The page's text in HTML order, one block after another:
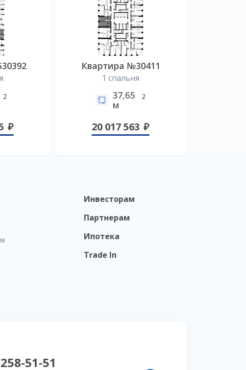
2
Квартира №30411
1 спальня
37,65
м
2
20 017 563
Инвесторам
Партнерам
Ипотека
Trade In
51-51